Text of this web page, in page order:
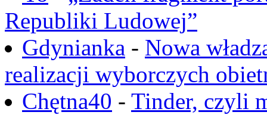
Republiki Ludowej”
Gdynianka - Nowa
realizacji wyborczych
Chętna40 - Tinder, czyli